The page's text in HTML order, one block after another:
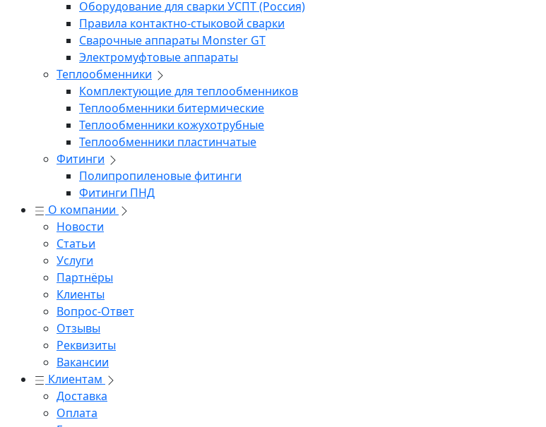
Оборудование для сварки УСПТ (Россия)
Правила контактно-стыковой сварки
Сварочные аппараты Monster GT
Электромуфтовые аппараты
Теплообменники
Комплектующие для теплообменников
Теплообменники битермические
Теплообменники кожухотрубные
Теплообменники пластинчатые
Фитинги
Полипропиленовые фитинги
Фитинги ПНД
О компании
Новости
Статьи
Услуги
Партнёры
Клиенты
Вопрос-Ответ
Отзывы
Реквизиты
Вакансии
Клиентам
Доставка
Оплата